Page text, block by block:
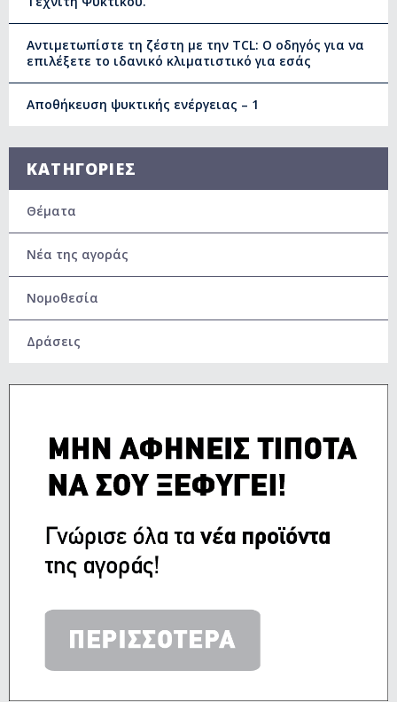
Αντιμετωπίστε τη ζέστη με την TCL: Ο οδηγός για να
επιλέξετε το ιδανικό κλιματιστικό για εσάς
Αποθήκευση ψυκτικής ενέργειας – 1
ΚΑΤΗΓΟΡΙΕΣ
Θέματα
Νέα της αγοράς
Νομοθεσία
Δράσεις